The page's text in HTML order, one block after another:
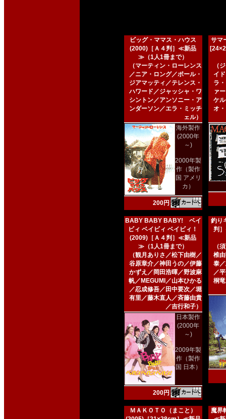
ビッグ・ママス・ハウス
(2000)［Ａ４判］≪新品
≫（1人1冊まで）
（マーティン・ローレンス
／ニア・ロング／ポール・
ジアマッティ／テレンス・
ハワード／ジャッシャ・ワ
シントン／アンソニー・ア
ンダーソン／エラ・ミッチ
ェル）
海外製作
(2000年
～)
2000年製
作（製作
国 アメリ
カ）
200円
サマ
（
イ
ラ
ァ
ケ
オ
BABY BABY BABY! ベイ
ビィ ベイビィ ベイビィ！
(2009)［Ａ４判］≪新品
≫（1人1冊まで）
（観月ありさ／松下由樹／
谷原章介／神田うの／伊藤
かずえ／岡田浩暉／野波麻
帆／MEGUMI／山本ひかる
／忍成修吾／田中要次／堀
有里／藤木直人／斉藤由貴
／吉行和子）
日本製作
(2000年
～)
2009年製
作（製作
国 日本）
200円
釣り
判
（
椎
泰
／
桐
ＭＡＫＯＴＯ（まこと）
魔界